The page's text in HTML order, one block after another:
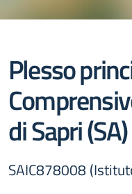
Plesso
di Sapri (SA)
SAIC878008